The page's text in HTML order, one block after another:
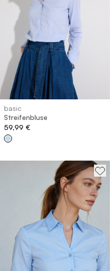
basic
Streifenbluse
59,99 €